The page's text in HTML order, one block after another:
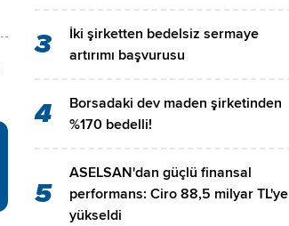
3
İki şirketten bedelsiz sermaye
artırımı başvurusu
4
Borsadaki dev maden şirketinden
%170 bedelli!
5
ASELSAN'dan güçlü finansal
performans: Ciro 88,5 milyar TL'ye
yükseldi